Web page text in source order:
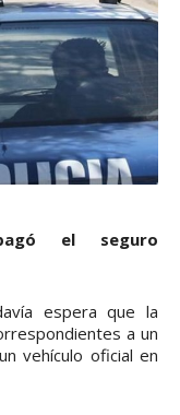
el seguro
espera que la
a un
vehículo oficial en